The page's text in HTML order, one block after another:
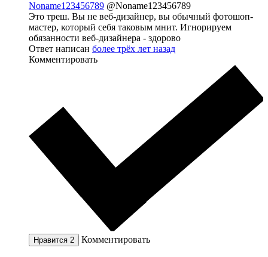
Noname123456789 @Noname123456789
Это треш. Вы не веб-дизайнер, вы обычный фотошоп-
мастер, который себя таковым мнит. Игнорируем
обязанности веб-дизайнера - здорово
Ответ написан более трёх лет назад
Комментировать
Нравится 2 Комментировать